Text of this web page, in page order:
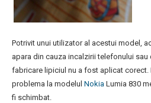
Potrivit unui utilizator al acestui model,
apara din cauza incalzirii telefonului
fabricare lipiciul nu a fost aplicat corect.
problema la modelul Nokia Lumia 830
fi schimbat.